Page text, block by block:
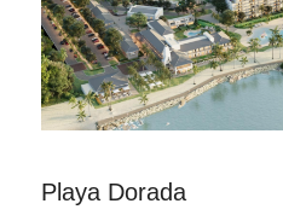
Playa Dorada